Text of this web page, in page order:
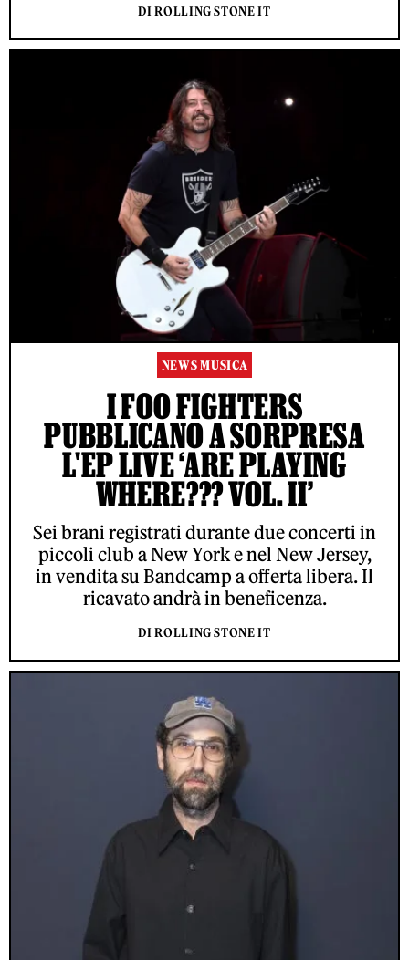
DI ROLLING STONE IT
NEWS MUSICA
I FOO FIGHTERS
PUBBLICANO A SORPRESA
L'EP LIVE ‘ARE PLAYING
WHERE??? VOL. II’
Sei brani registrati durante due concerti in
piccoli club a New York e nel New Jersey,
in vendita su Bandcamp a offerta libera. Il
ricavato andrà in beneficenza.
DI ROLLING STONE IT